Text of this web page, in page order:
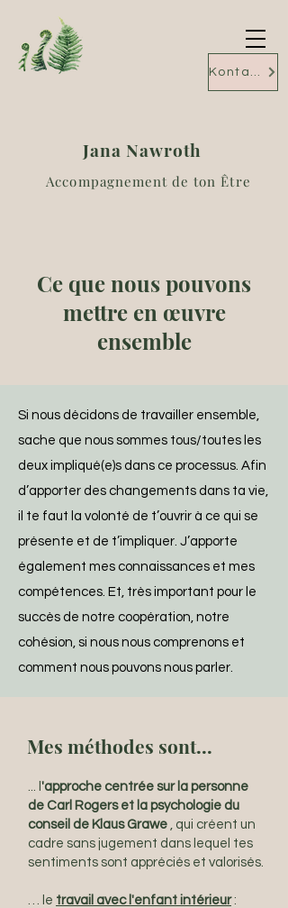
Jana Nawroth
Accompagnement de ton Être
Kontakt
Ce que nous pouvons
mettre en œuvre
ensemble
Si nous décidons de travailler ensemble,
sache que nous sommes tous/toutes les
deux impliqué(e)s dans ce processus. Afin
d’apporter des changements dans ta vie,
il te faut la volonté de t’ouvrir à ce qui se
présente et de t’impliquer. J’apporte
également mes connaissances et mes
compétences. Et, très important pour le
succès de notre coopération, notre
cohésion, si nous nous comprenons et
comment nous pouvons nous parler.
Mes méthodes sont...
... l 'approche centrée sur la personne
de Carl Rogers et la psychologie du
conseil de Klaus Grawe , qui créent un
cadre sans jugement dans lequel tes
sentiments sont appréciés et valorisés.
… le travail avec l'enfant intérieur :